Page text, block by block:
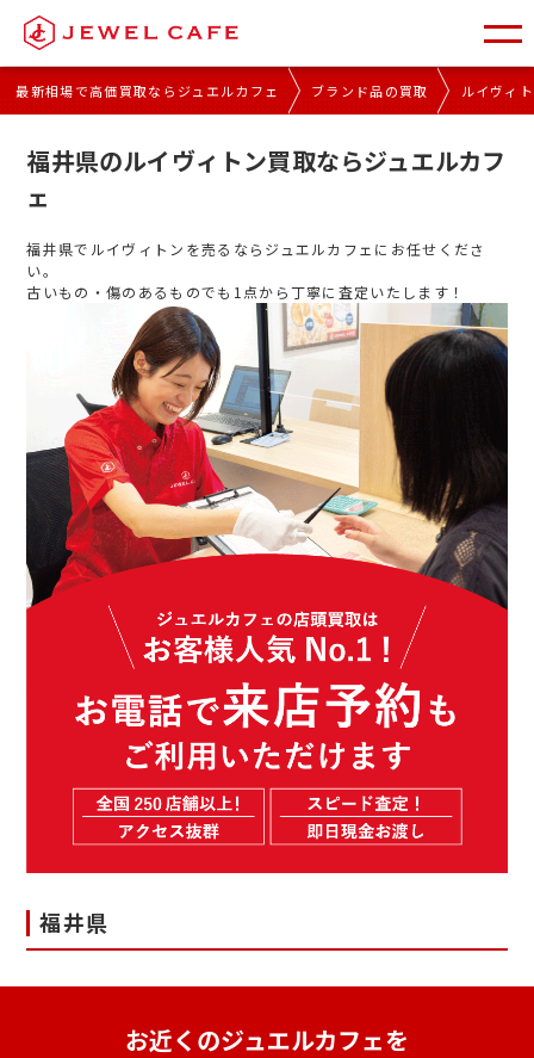
最新相場で高価買取ならジュエルカフェ ブランド品の買取 ルイヴィ
福井県のルイヴィトン買取ならジュエルカフ
ェ
福井県でルイヴィトンを売るならジュエルカフェにお任せくださ
い。
古いもの・傷のあるものでも1点から丁寧に査定いたします！
福井県
お近くのジュエルカフェを